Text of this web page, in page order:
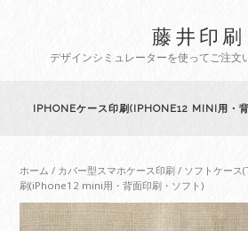
藤井印刷
デザインシミュレーターを使ってご注文
IPHONEケース印刷(IPHONE12 MINI用・
ホーム / カバー型スマホケース印刷 / ソフトケース
刷(iPhone12 mini用・背面印刷・ソフト)